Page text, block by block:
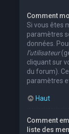
Comment
Si vous êtes
paramètres
données.
l’utilisateur
cliquant sur
du forum).
paramètres
Haut
Comment
liste des